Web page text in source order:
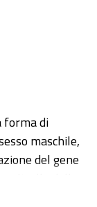
forma di
maschile,
del gene
a livello delle